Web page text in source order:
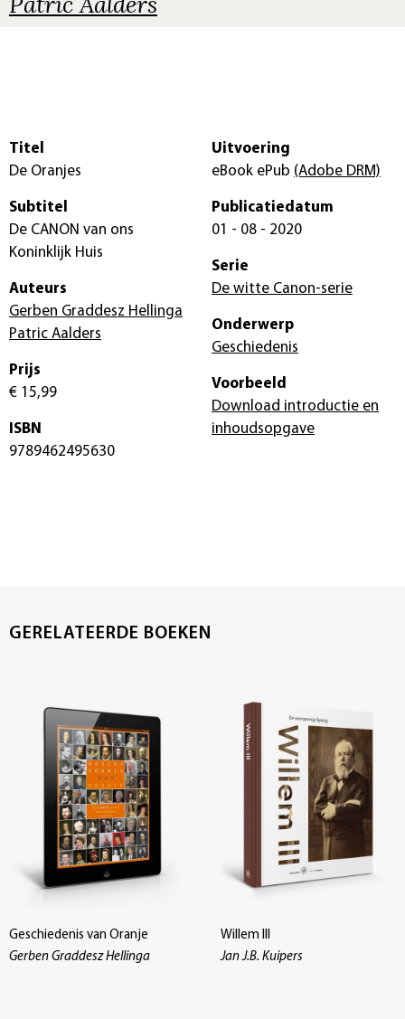
Titel
De Oranjes
Subtitel
De CANON van ons
Koninklijk Huis
Auteurs
Gerben Graddesz Hellinga
Patric Aalders
Prijs
€ 15,99
ISBN
9789462495630
Uitvoering
eBook ePub (Adobe DRM)
Publicatiedatum
01 - 08 - 2020
Serie
De witte Canon-serie
Onderwerp
Geschiedenis
Voorbeeld
Download introductie en
inhoudsopgave
GERELATEERDE BOEKEN
Geschiedenis van Oranje
Gerben Graddesz Hellinga
Willem III
Jan J.B. Kuipers